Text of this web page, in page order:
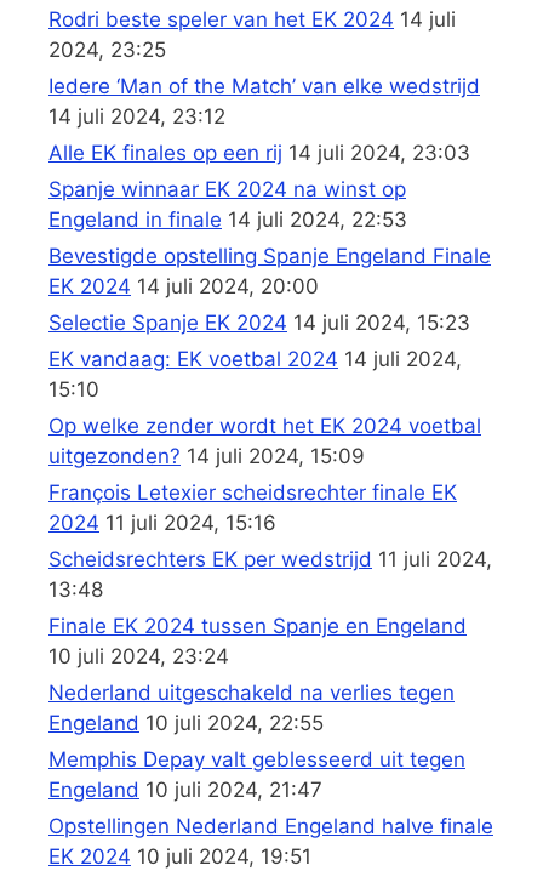
Rodri beste speler van het EK 2024 14 juli
2024, 23:25
Iedere ‘Man of the Match’ van elke wedstrijd
14 juli 2024, 23:12
Alle EK finales op een rij 14 juli 2024, 23:03
Spanje winnaar EK 2024 na winst op
Engeland in finale 14 juli 2024, 22:53
Bevestigde opstelling Spanje Engeland Finale
EK 2024 14 juli 2024, 20:00
Selectie Spanje EK 2024 14 juli 2024, 15:23
EK vandaag: EK voetbal 2024 14 juli 2024,
15:10
Op welke zender wordt het EK 2024 voetbal
uitgezonden? 14 juli 2024, 15:09
François Letexier scheidsrechter finale EK
2024 11 juli 2024, 15:16
Scheidsrechters EK per wedstrijd 11 juli 2024,
13:48
Finale EK 2024 tussen Spanje en Engeland
10 juli 2024, 23:24
Nederland uitgeschakeld na verlies tegen
Engeland 10 juli 2024, 22:55
Memphis Depay valt geblesseerd uit tegen
Engeland 10 juli 2024, 21:47
Opstellingen Nederland Engeland halve finale
EK 2024 10 juli 2024, 19:51